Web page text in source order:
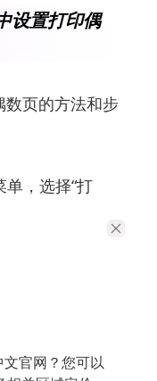
官网？您可以
设置打印偶
数页的方法和步
单，选择“打
印的页面”选
项中，选择偶数